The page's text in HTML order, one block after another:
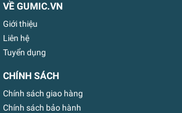
VỀ GUMIC.VN
Giới thiệu
Liên hệ
Tuyển dụng
CHÍNH SÁCH
Chính sách giao hàng
Chính sách bảo hành